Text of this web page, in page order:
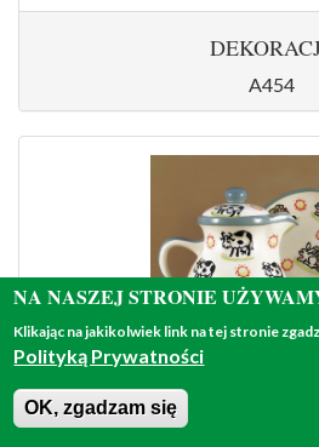
A454
NA NASZEJ STRONIE
Klikając na jakikolwiek link na tej stronie
Polityką Prywatności
OK, zgadzam się